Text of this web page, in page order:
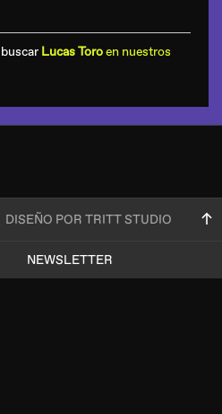
Lucas Toroen nuestros
DISEÑO POR TRITT STUDIO
NEWSLETTER